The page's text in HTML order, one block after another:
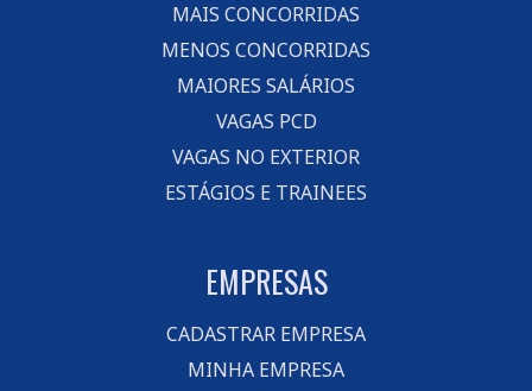
MAIS CONCORRIDAS
MENOS CONCORRIDAS
MAIORES SALÁRIOS
VAGAS PCD
VAGAS NO EXTERIOR
ESTÁGIOS E TRAINEES
EMPRESAS
CADASTRAR EMPRESA
MINHA EMPRESA